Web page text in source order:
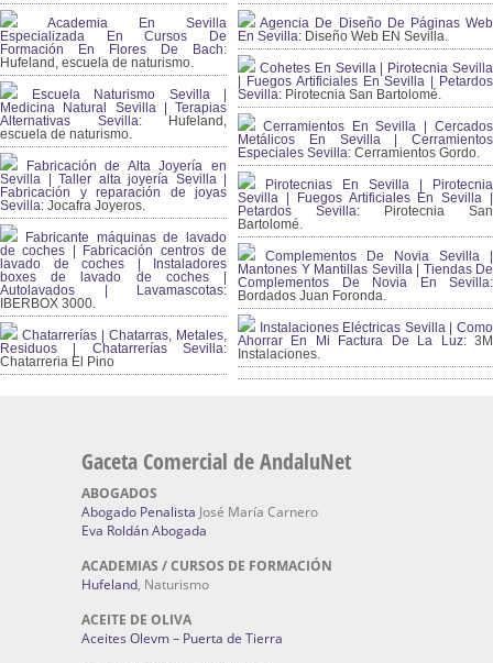
Academia En Sevilla
Especializada En Cursos De
Formación En Flores De Bach:
Hufeland, escuela de naturismo.
Escuela Naturismo Sevilla |
Medicina Natural Sevilla | Terapias
Alternativas Sevilla: Hufeland,
escuela de naturismo.
Fabricación de Alta Joyería en
Sevilla | Taller alta joyería Sevilla |
Fabricación y reparación de joyas
Sevilla: Jocafra Joyeros.
Fabricante máquinas de lavado
de coches | Fabricación centros de
lavado de coches | Instaladores
boxes de lavado de coches |
Autolavados | Lavamascotas:
IBERBOX 3000.
Chatarrerías | Chatarras, Metales,
Residuos | Chatarrerías Sevilla:
Chatarreria El Pino
Agencia De Diseño De Páginas Web
En Sevilla: Diseño Web EN Sevilla.
Cohetes En Sevilla | Pirotecnia Sevilla
| Fuegos Artificiales En Sevilla | Petardos
Sevilla: Pirotecnia San Bartolomé.
Cerramientos En Sevilla | Cercados
Metálicos En Sevilla | Cerramientos
Especiales Sevilla: Cerramientos Gordo.
Pirotecnias En Sevilla | Pirotecnia
Sevilla | Fuegos Artificiales En Sevilla |
Petardos Sevilla: Pirotecnia San
Bartolomé.
Complementos De Novia Sevilla |
Mantones Y Mantillas Sevilla | Tiendas De
Complementos De Novia En Sevilla:
Bordados Juan Foronda.
Instalaciones Eléctricas Sevilla | Como
Ahorrar En Mi Factura De La Luz:3M
Instalaciones.
Gaceta Comercial de AndaluNet
ABOGADOS
Abogado Penalista José María Carnero
Eva Roldán Abogada
ACADEMIAS / CURSOS DE FORMACIÓN
Hufeland, Naturismo
ACEITE DE OLIVA
Aceites Olevm – Puerta de Tierra